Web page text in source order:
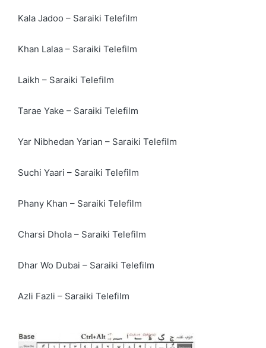
Kala Jadoo – Saraiki Telefilm
Khan Lalaa – Saraiki Telefilm
Laikh – Saraiki Telefilm
Tarae Yake – Saraiki Telefilm
Yar Nibhedan Yarian – Saraiki Telefilm
Suchi Yaari – Saraiki Telefilm
Phany Khan – Saraiki Telefilm
Charsi Dhola – Saraiki Telefilm
Dhar Wo Dubai – Saraiki Telefilm
Azli Fazli – Saraiki Telefilm